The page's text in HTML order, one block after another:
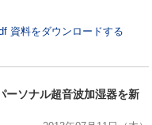
資料をダウンロードする
ーソナル超音波加湿器を新